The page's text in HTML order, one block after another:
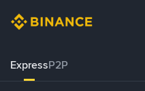
ExpressP2P